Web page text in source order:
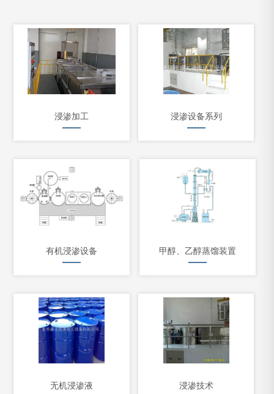
浸渗加工 浸渗设备系列
有机浸渗设备 甲醇、乙醇蒸馏装置
无机浸渗液 浸渗技术